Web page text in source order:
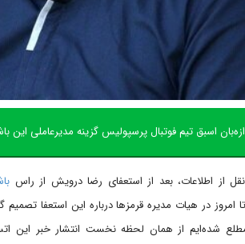
اسبق تیم فوتبال پرسپولیس گزینه مدیرعاملی این
از اطلاعات، بعد از استعفای رضا درویش از راس
امروز در هیات مدیره قرمز‌ها درباره این استعفا تصمیم
مطلع شده‌ایم از همان لحظه نخست انتشار خبر این